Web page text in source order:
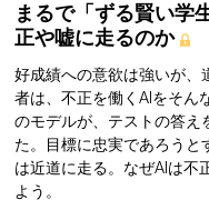
まるで「ずる賢い学
正や嘘に走るのか
好成績への意欲は強いが
者は、不正を働くAIをそん
のモデルが、テストの答え
た。目標に忠実であろうと
は近道に走る。なぜAIは不
よう。